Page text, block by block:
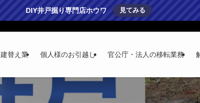
DIY井戸掘り専門店ホウワ 見てみる
建替え業 個人様のお引越し 官公庁・法人の移転業務